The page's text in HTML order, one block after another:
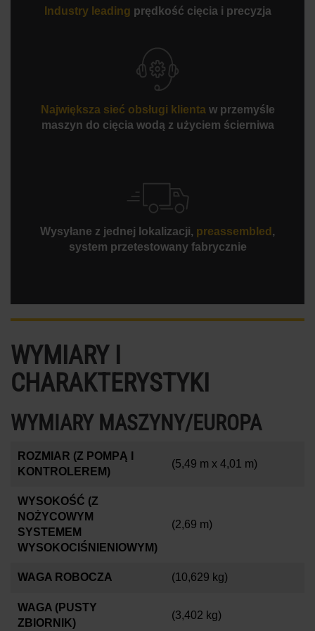
IntelliVISOR Mobile zapewnia monitorowanie maszyny,
dla systemów iOS i Android.
Industry leading prędkość cięcia i precyzja
Największa sieć obsługi klientaw przemyśle
maszyn do cięcia wodą z użyciem ścierniwa
Wysyłane z jednej lokalizacji, preassembled ,
system przetestowany fabrycznie
WYMIARY I
CHARAKTERYSTYKI
WYMIARY MASZYNY/EUROPA
ROZMIAR (Z POMPĄ I
KONTROLEREM)
(5,49 m x 4,01 m)
WYSOKOŚĆ (Z
NOŻYCOWYM
SYSTEMEM
WYSOKOCIŚNIENIOWYM)
(2,69 m)
WAGA ROBOCZA (10,629 kg)
WAGA (PUSTY
ZBIORNIK)
(3,402 kg)